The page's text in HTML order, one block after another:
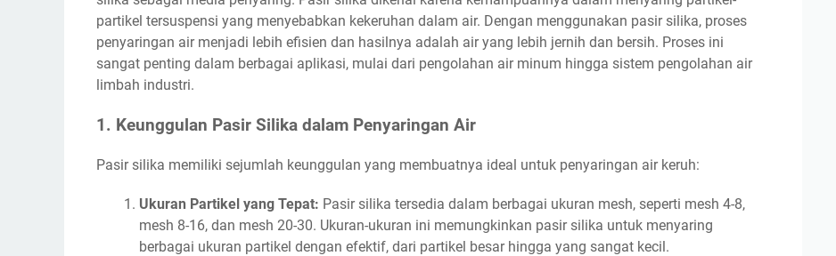
partikel tersuspensi yang menyebabkan kekeruhan dalam air. Dengan menggunakan pasir silika, proses
penyaringan air menjadi lebih efisien dan hasilnya adalah air yang lebih jernih dan bersih. Proses ini
sangat penting dalam berbagai aplikasi, mulai dari pengolahan air minum hingga sistem pengolahan air
limbah industri.
1. Keunggulan Pasir Silika dalam Penyaringan Air
Pasir silika memiliki sejumlah keunggulan yang membuatnya ideal untuk penyaringan air keruh:
Ukuran Partikel yang Tepat: Pasir silika tersedia dalam berbagai ukuran mesh, seperti mesh 4-8,
mesh 8-16, dan mesh 20-30. Ukuran-ukuran ini memungkinkan pasir silika untuk menyaring
berbagai ukuran partikel dengan efektif, dari partikel besar hingga yang sangat kecil.